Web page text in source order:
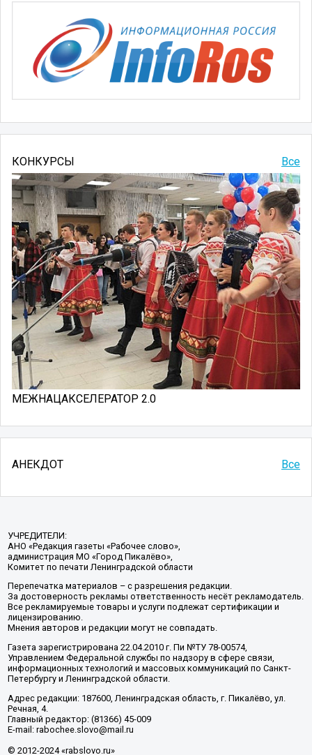
Все
КОНКУРСЫ
МЕЖНАЦАКСЕЛЕРАТОР 2.0
АНЕКДОТ Все
УЧРЕДИТЕЛИ:
АНО «Редакция газеты «Рабочее слово»,
администрация МО «Город Пикалёво»,
Комитет по печати Ленинградской области
Перепечатка материалов – с разрешения редакции.
За достоверность рекламы ответственность несёт рекламодатель.
Все рекламируемые товары и услуги подлежат сертификации и
лицензированию.
Мнения авторов и редакции могут не совпадать.
Газета зарегистрирована 22.04.2010 г. Пи №ТУ 78-00574,
Управлением Федеральной службы по надзору в сфере связи,
информационных технологий и массовых коммуникаций по Санкт-
Петербургу и Ленинградской области.
Адрес редакции: 187600, Ленинградская область, г. Пикалёво, ул.
Речная, 4.
Главный редактор: (81366) 45-009
E-mail: rabochee.slovo@mail.ru
© 2012-2024 «rabslovo.ru»